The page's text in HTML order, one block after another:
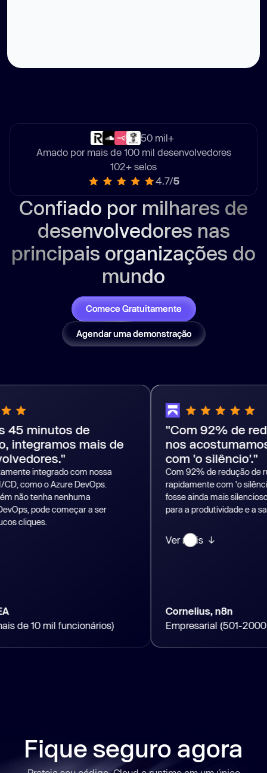
50 mil+
Amado por mais de 100 mil desenvolvedores
102+ selos
4.7/5
Confiado por milhares de
desenvolvedores nas
principais organizações do
mundo
Comece Gratuitamente
Agendar uma demonstração
de
mais de
com nossa
DevOps.
nenhuma
a ser
funcionários)
"Com 92% de redução de
nos acostumamos
com 'o silêncio'."
Com 92% de redução de ruído, nos
rapidamente com 'o silêncio'. Agora eu
fosse ainda mais silencioso! É um
para a produtividade e a sanidade.
Cornelius, n8n
Empresarial (501-2000
Fique seguro agora